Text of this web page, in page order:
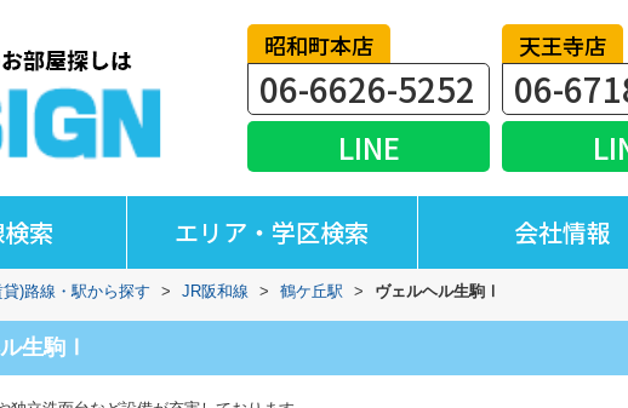
昭和町本店
06-6626-5252
LINE
天王寺店
06-
索 エリア・学区検索 会社情報
貸)路線・駅から探す > JR阪和線 > 鶴ケ丘駅 > ヴェルヘル生駒Ⅰ
生駒Ⅰ